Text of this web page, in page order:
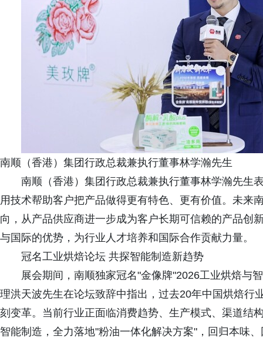
南顺（香港）集团行政总裁兼执行董事林学瀚先生
南顺（香港）集团行政总裁兼执行董事林学瀚先生
用技术帮助客户把产品做得更有特色、更有价值。未来
向，从产品供应商进一步成为客户长期可信赖的产品创
与国际的优势，为行业人才培养和国际合作贡献力量。
冠名工业烘焙论坛 共探智能制造新趋势
展会期间，南顺独家冠名"金像牌"2026工业烘焙与
理洪天波先生在论坛致辞中指出，过去20年中国烘焙行
刻变革。当前行业正面临消费趋势、生产模式、渠道结
智能制造，全力落地"粉油一体化解决方案"，回归本味